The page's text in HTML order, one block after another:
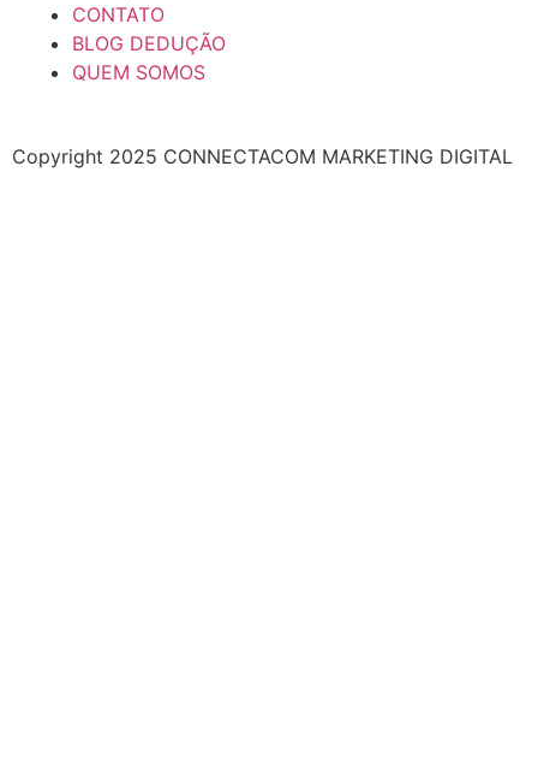
CONTATO
BLOG DEDUÇÃO
QUEM SOMOS
Copyright 2025 CONNECTACOM MARKETING DIGITAL